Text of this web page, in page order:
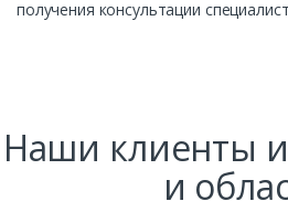
получения консультации
Наши клиенты
и